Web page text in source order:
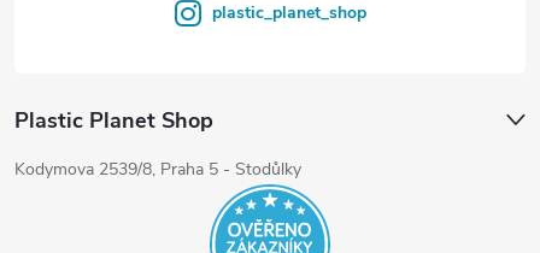
plastic_planet_shop
Plastic Planet Shop
Kodymova 2539/8, Praha 5 - Stodůlky